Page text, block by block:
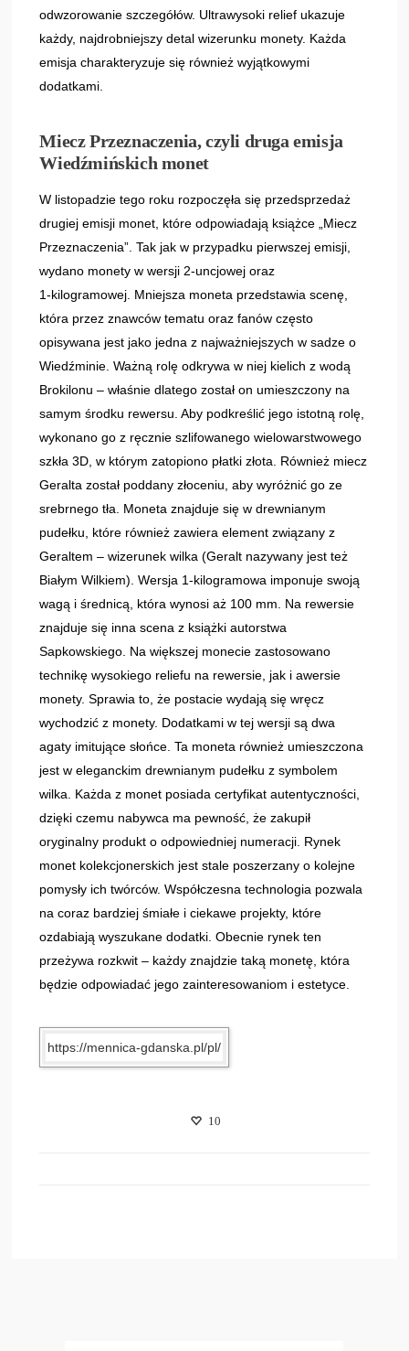
odwzorowanie szczegółów. Ultrawysoki relief ukazuje
każdy, najdrobniejszy detal wizerunku monety. Każda
emisja charakteryzuje się również wyjątkowymi
dodatkami.
Miecz Przeznaczenia, czyli druga emisja
Wiedźmińskich monet
W listopadzie tego roku rozpoczęła się przedsprzedaż
drugiej emisji monet, które odpowiadają książce „Miecz
Przeznaczenia”. Tak jak w przypadku pierwszej emisji,
wydano monety w wersji 2‑uncjowej oraz
1‑kilogramowej. Mniejsza moneta przedstawia scenę,
która przez znawców tematu oraz fanów często
opisywana jest jako jedna z najważniejszych w sadze o
Wiedźminie. Ważną rolę odkrywa w niej kielich z wodą
Brokilonu – właśnie dlatego został on umieszczony na
samym środku rewersu. Aby podkreślić jego istotną rolę,
wykonano go z ręcznie szlifowanego wielowarstwowego
szkła 3D, w którym zatopiono płatki złota. Również miecz
Geralta został poddany złoceniu, aby wyróżnić go ze
srebrnego tła. Moneta znajduje się w drewnianym
pudełku, które również zawiera element związany z
Geraltem – wizerunek wilka (Geralt nazywany jest też
Białym Wilkiem). Wersja 1‑kilogramowa imponuje swoją
wagą i średnicą, która wynosi aż 100 mm. Na rewersie
znajduje się inna scena z książki autorstwa
Sapkowskiego. Na większej monecie zastosowano
technikę wysokiego reliefu na rewersie, jak i awersie
monety. Sprawia to, że postacie wydają się wręcz
wychodzić z monety. Dodatkami w tej wersji są dwa
agaty imitujące słońce. Ta moneta również umieszczona
jest w eleganckim drewnianym pudełku z symbolem
wilka. Każda z monet posiada certyfikat autentyczności,
dzięki czemu nabywca ma pewność, że zakupił
oryginalny produkt o odpowiedniej numeracji. Rynek
monet kolekcjonerskich jest stale poszerzany o kolejne
pomysły ich twórców. Współczesna technologia pozwala
na coraz bardziej śmiałe i ciekawe projekty, które
ozdabiają wyszukane dodatki. Obecnie rynek ten
przeżywa rozkwit – każdy znajdzie taką monetę, która
będzie odpowiadać jego zainteresowaniom i estetyce.
https://mennica-gdanska.pl/pl/
10